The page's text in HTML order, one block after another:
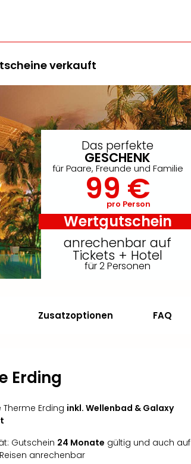
verkauft
Das perfekte
GESCHENK
für Paare, Freunde und Familie
99 €
pro Person
Wertgutschein
anrechenbar auf
Tickets + Hotel
für 2 Personen
Zusatzoptionen FAQ
Erding
Therme Erding inkl. Wellenbad & Galaxy
Gutschein 24 Monate gültig und auch auf
anrechenbar